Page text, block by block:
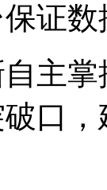
保证
主掌
口